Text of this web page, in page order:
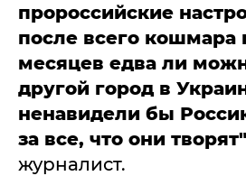
пророссийские
после всего кошмара
месяцев едва ли
другой город в
ненавидели бы
за все, что они
журналист.